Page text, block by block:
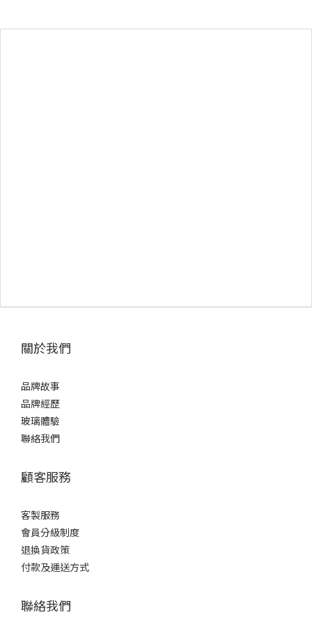
關於我們
品牌故事
品牌經歷
玻璃體驗
聯絡我們
顧客服務
客製服務
會員分級制度
退換貨政策
付款及運送方式
聯絡我們